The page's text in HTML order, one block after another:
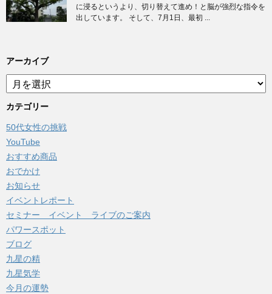
に浸るというより、切り替えて進め！と脳が強烈な指令を
出しています。 そして、7月1日、最初 ...
アーカイブ
ア
ー
カ
ブ
カテゴリー
50代女性の挑戦
YouTube
おすすめ商品
おでかけ
お知らせ
イベントレポート
セミナー イベント ライブのご案内
パワースポット
ブログ
九星の精
九星気学
今月の運勢